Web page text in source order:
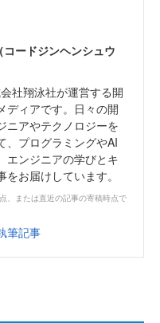
ードジンヘンシュウ
社翔泳社が運営する開
ディアです。日々の開
ニアやテクノロジーを
、プログラミングやAI
エンジニアの学びとキ
お届けしています。
、または直近の記事の寄稿時点で
筆記事